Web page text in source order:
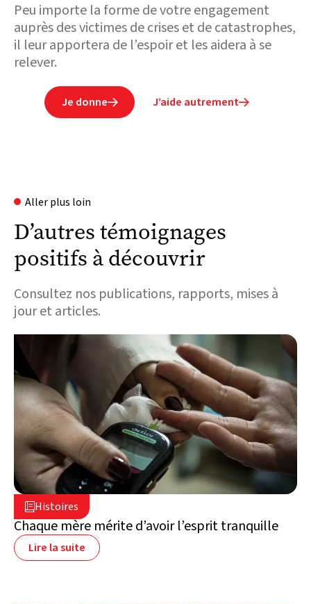
Peu importe la forme de votre engagement
auprès des victimes de crises et de catastrophes,
il leur apportera de l’espoir et les aidera à se
relever.
Je donne J’aide autrement
Aller plus loin
D’autres témoignages
positifs à découvrir
Consultez nos publications, rapports, mises à
jour et articles.
 Histoires
5 août 2026
Liban
Chaque mère mérite d’avoir l’esprit tranquille
Lire la suite